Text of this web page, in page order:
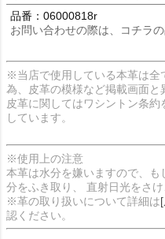
品番：06000818r
お問い合わせの際は、コチラ
※当店で使用している本革は全
為、皮革の模様など掲載画面
皮革に関してはワシントン条
しています。
※使用上の注意
本革は水分を嫌いますので、
分をふき取り、 直射日光をさ
※革の取り扱いについて詳細は
認ください。